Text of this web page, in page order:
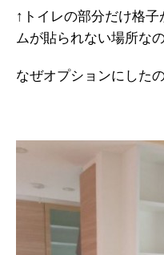
↑トイレの部分だけ格
ムが貼られない場所な
なぜオプションにした